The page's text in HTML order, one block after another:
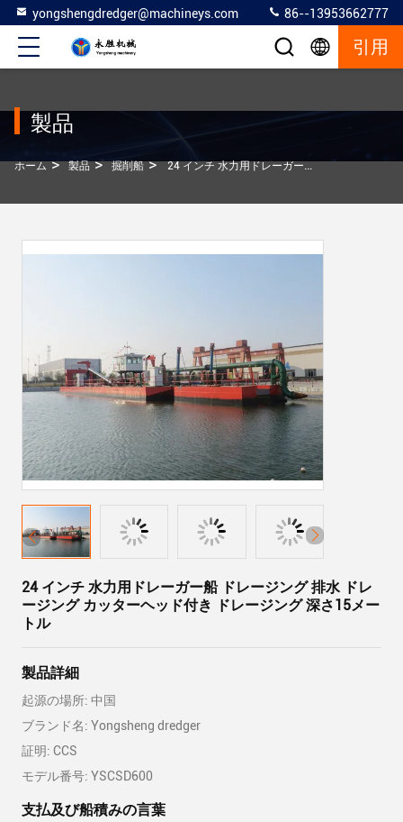
yongshengdredger@machineys.com 86--13953662777
引用
製品
ホーム > 製品 > 掘削船 > 24 インチ 水力用ドレーガー船 ドレージング 排水 ドレージング カッターヘッド付き ドレージング 深さ15メートル
24 インチ 水力用ドレーガー船 ドレージング 排水 ドレ
ージング カッターヘッド付き ドレージング 深さ15メー
トル
製品詳細
起源の場所: 中国
ブランド名: Yongsheng dredger
証明: CCS
モデル番号: YSCSD600
支払及び船積みの言葉